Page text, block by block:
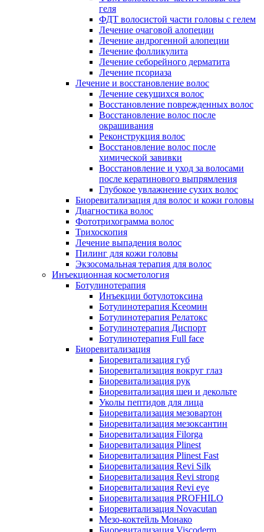
геля
ФДТ волосистой части головы с гелем
Лечение очаговой алопеции
Лечение андрогенной алопеции
Лечение фолликулита
Лечение себорейного дерматита
Лечение псориаза
Лечение и восстановление волос
Лечение секущихся волос
Восстановление поврежденных волос
Восстановление волос после
окрашивания
Реконструкция волос
Восстановление волос после
химической завивки
Восстановление и уход за волосами
после кератинового выпрямления
Глубокое увлажнение сухих волос
Биоревитализация для волос и кожи головы
Диагностика волос
Фототрихограмма волос
Трихоскопия
Лечение выпадения волос
Пилинг для кожи головы
Экзосомальная терапия для волос
Инъекционная косметология
Ботулинотерапия
Инъекции ботулотоксина
Ботулинотерапия Ксеомин
Ботулинотерапия Релатокс
Ботулинотерапия Диспорт
Ботулинотерапия Full face
Биоревитализация
Биоревитализация губ
Биоревитализация вокруг глаз
Биоревитализация рук
Биоревитализация шеи и декольте
Уколы пептидов для лица
Биоревитализация мезовартон
Биоревитализация мезоксантин
Биоревитализация Filorga
Биоревитализация Plinest
Биоревитализация Plinest Fast
Биоревитализация Revi Silk
Биоревитализация Revi strong
Биоревитализация Revi eye
Биоревитализация PROFHILO
Биоревитализация Novacutan
Мезо-коктейль Монако
Биоревитализация Viscoderm